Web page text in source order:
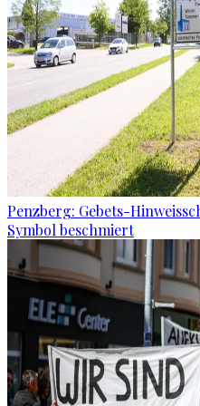
Penzberg: Gebets-
Symbol beschmiert